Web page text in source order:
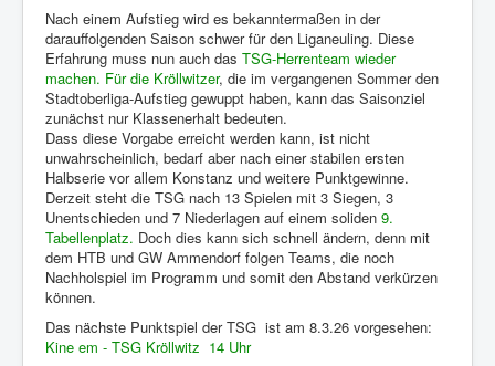
Nach einem Aufstieg wird es bekanntermaßen in der
darauffolgenden Saison schwer für den Liganeuling. Diese
Erfahrung muss nun auch das TSG-Herrenteam wieder
machen. Für die Kröllwitzer, die im vergangenen Sommer den
Stadtoberliga-Aufstieg gewuppt haben, kann das Saisonziel
zunächst nur Klassenerhalt bedeuten.
Dass diese Vorgabe erreicht werden kann, ist nicht
unwahrscheinlich, bedarf aber nach einer stabilen ersten
Halbserie vor allem Konstanz und weitere Punktgewinne.
Derzeit steht die TSG nach 13 Spielen mit 3 Siegen, 3
Unentschieden und 7 Niederlagen auf einem soliden 9.
Tabellenplatz. Doch dies kann sich schnell ändern, denn mit
dem HTB und GW Ammendorf folgen Teams, die noch
Nachholspiel im Programm und somit den Abstand verkürzen
können.
Das nächste Punktspiel der TSG ist am 8.3.26 vorgesehen:
Kine em - TSG Kröllwitz 14 Uhr